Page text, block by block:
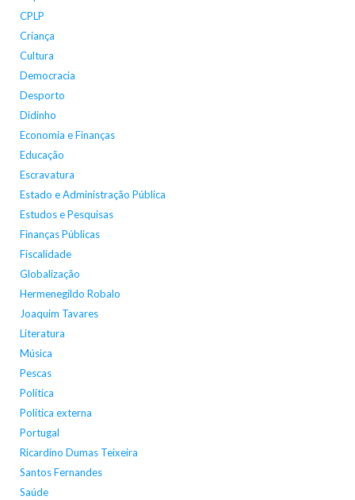
CPLP
Criança
Cultura
Democracia
Desporto
Didinho
Economia e Finanças
Educação
Escravatura
Estado e Administração Pública
Estudos e Pesquisas
Finanças Públicas
Fiscalidade
Globalização
Hermenegildo Robalo
Joaquim Tavares
Literatura
Música
Pescas
Política
Política externa
Portugal
Ricardino Dumas Teixeira
Santos Fernandes
Saúde